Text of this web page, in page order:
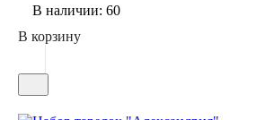
В наличии: 60
В корзину